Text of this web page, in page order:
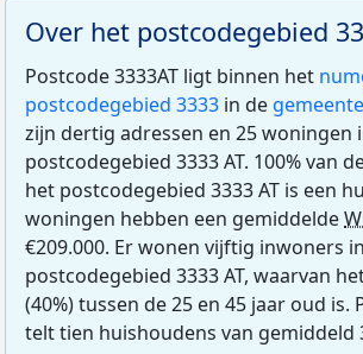
Over het postcodegebied
Postcode 3333AT ligt binnen het
postcodegebied 3333 in de
zijn dertig adressen en 25 woningen
postcodegebied 3333 AT. 100% van
het postcodegebied 3333 AT is een
woningen hebben een gemiddelde
€209.000. Er wonen vijftig inwoners
postcodegebied 3333 AT, waarvan
(40%) tussen de 25 en 45 jaar oud is.
telt tien huishoudens van gemiddeld